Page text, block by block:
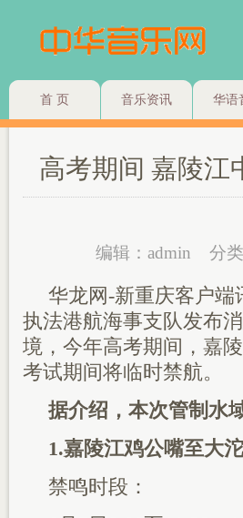
首 页 音乐资讯 华语
高考期间 嘉陵江
编辑：admin 分类
华龙网-新重庆客户端
执法港航海事支队发布
境，今年高考期间，嘉
考试期间将临时禁航。
据介绍，本次管制水
1.嘉陵江鸡公嘴至大
禁鸣时段：